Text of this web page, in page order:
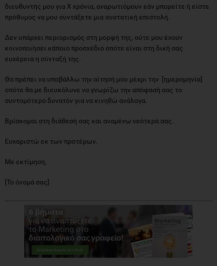
διευθυντής μου για Χ χρόνια, αναρωτιόμουν εάν μπορείτε ή είστε
πρόθυμος να μου συντάξετε μια συστατική επιστολή.
Δεν υπάρχει περιορισμός στη μορφή της, ούτε μου έχουν
κοινοποιήσει κάποιο προσχέδιο οπότε είναι στη δική σας
ευχέρεια η σύνταξή της.
Θα πρέπει να υποβάλλω την αίτησή μου μέχρι την [ημερομηνία]
οπότε θα με διευκόλυνε να γνωρίζω την απόφασή σας το
συντομότερο δυνατόν για να κινηθώ ανάλογα.
Βρίσκομαι στη διάθεσή σας και αναμένω νεότερά σας.
Ευχαριστώ εκ των προτέρων.
Με εκτίμηση,
[Το όνομά σας]